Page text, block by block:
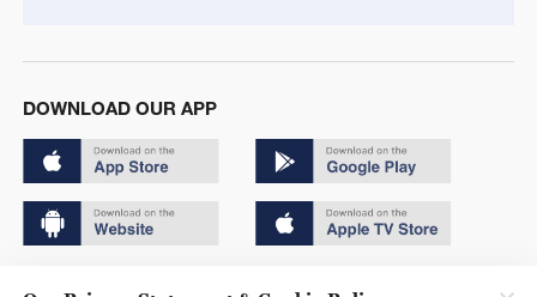
DOWNLOAD OUR APP